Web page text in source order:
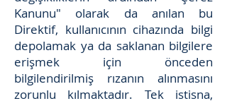
Kanunu" olarak da anılan bu
Direktif, kullanıcının cihazında bilgi
depolamak ya da saklanan bilgilere
erişmek için önceden
bilgilendirilmiş rızanın alınmasını
zorunlu kılmaktadır. Tek istisna,